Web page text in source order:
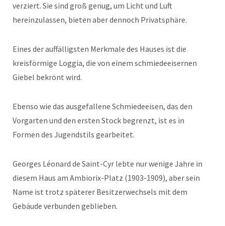
verziert. Sie sind groß genug, um Licht und Luft
hereinzulassen, bieten aber dennoch Privatsphäre.
Eines der auffälligsten Merkmale des Hauses ist die
kreisförmige Loggia, die von einem schmiedeeisernen
Giebel bekrönt wird.
Ebenso wie das ausgefallene Schmiedeeisen, das den
Vorgarten und den ersten Stock begrenzt, ist es in
Formen des Jugendstils gearbeitet.
Georges Léonard de Saint-Cyr lebte nur wenige Jahre in
diesem Haus am Ambiorix-Platz (1903-1909), aber sein
Name ist trotz späterer Besitzerwechsels mit dem
Gebäude verbunden geblieben.